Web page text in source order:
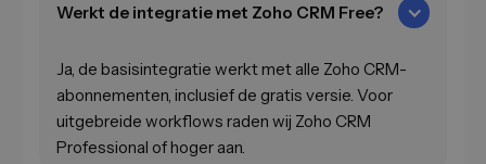
Werkt de integratie met Zoho CRM Free?
Ja, de basisintegratie werkt met alle Zoho CRM-
abonnementen, inclusief de gratis versie. Voor
uitgebreide workflows raden wij Zoho CRM
Professional of hoger aan.